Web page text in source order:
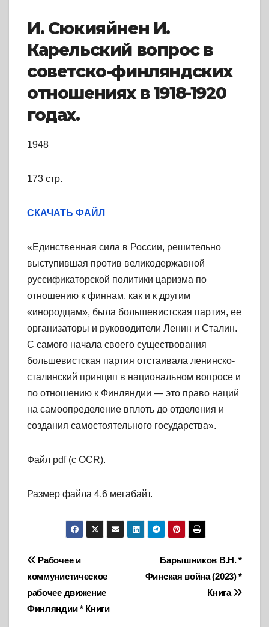
И. Сюкияйнен И.
Карельский вопрос в
советско-финляндских
отношениях в 1918-1920
годах.
1948
173 стр.
СКАЧАТЬ ФАЙЛ
«Единственная сила в России, решительно
выступившая против великодержавной
руссификаторской политики царизма по
отношению к финнам, как и к другим
«инородцам», была большевистская партия, ее
организаторы и руководители Ленин и Сталин.
С самого начала своего существования
большевистская партия отстаивала ленинско-
сталинский принцип в национальном вопросе и
по отношению к Финляндии — это право наций
на самоопределение вплоть до отделения и
создания самостоятельного государства».
Файл pdf (с OCR).
Размер файла 4,6 мегабайт.
Навигация
по
записям
Барышников В.Н. *
Финская война (2023) *
Книга
Рабочее и
коммунистическое
рабочее движение
Финляндии * Книги